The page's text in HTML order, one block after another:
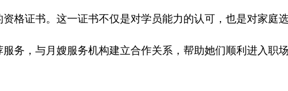
证书。这一证书不仅是对学员能力的认可，也是对家庭选
，与月嫂服务机构建立合作关系，帮助她们顺利进入职场